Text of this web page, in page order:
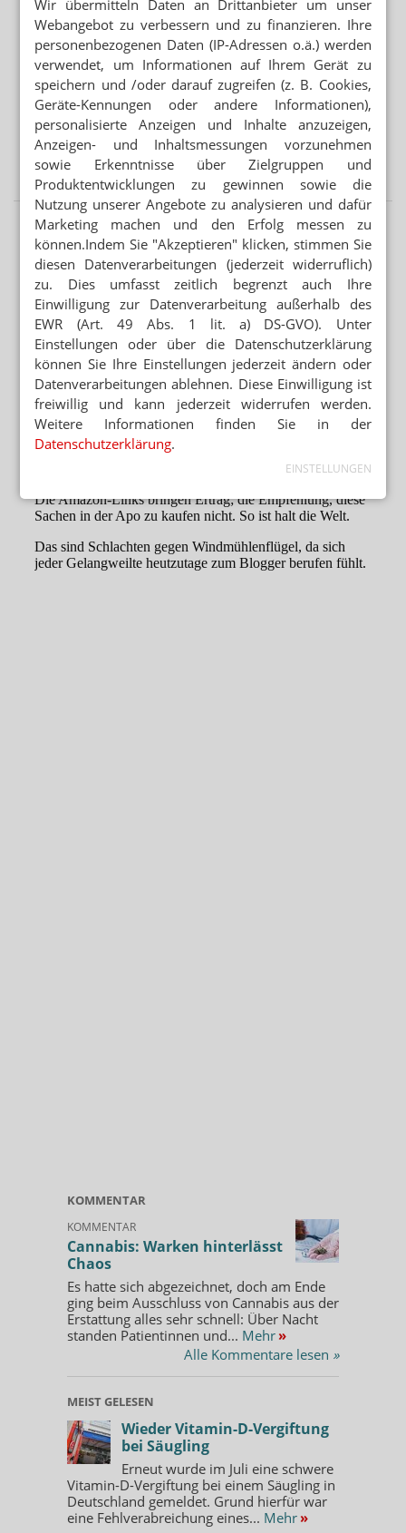
Wir übermitteln Daten an Drittanbieter um unser
Webangebot zu verbessern und zu finanzieren. Ihre
personenbezogenen Daten (IP-Adressen o.ä.) werden
verwendet, um Informationen auf Ihrem Gerät zu
speichern und /oder darauf zugreifen (z. B. Cookies,
Geräte-Kennungen oder andere Informationen),
personalisierte Anzeigen und Inhalte anzuzeigen,
Anzeigen- und Inhaltsmessungen vorzunehmen
sowie Erkenntnisse über Zielgruppen und
Produktentwicklungen zu gewinnen sowie die
Nutzung unserer Angebote zu analysieren und dafür
Marketing machen und den Erfolg messen zu
können.Indem Sie "Akzeptieren" klicken, stimmen Sie
diesen Datenverarbeitungen (jederzeit widerruflich)
zu. Dies umfasst zeitlich begrenzt auch Ihre
Einwilligung zur Datenverarbeitung außerhalb des
EWR (Art. 49 Abs. 1 lit. a) DS-GVO). Unter
Einstellungen oder über die Datenschutzerklärung
können Sie Ihre Einstellungen jederzeit ändern oder
Datenverarbeitungen ablehnen. Diese Einwilligung ist
freiwillig und kann jederzeit widerrufen werden.
Weitere Informationen finden Sie in der
Datenschutzerklärung.
EINSTELLUNGEN
DEAL LÄSST AUF SICH WARTEN
Platform Group: Polstermöbel vor AEP
PARTNER VON RX-PLATTFORMEN
Abnehmspritzen: Reimporteur spielt Versandapotheke
RX-MEDIKAMENTE OHNE REZEPT
Warteliste: Abnehmpille als Monatsabo
KOMMENTAR
KOMMENTAR
Cannabis: Warken hinterlässt
Chaos
Es hatte sich abgezeichnet, doch am Ende
ging beim Ausschluss von Cannabis aus der
Erstattung alles sehr schnell: Über Nacht
standen Patientinnen und... Mehr »
Alle Kommentare lesen »
MEIST GELESEN
Wieder Vitamin-D-Vergiftung
bei Säugling
Erneut wurde im Juli eine schwere
Vitamin-D-Vergiftung bei einem Säugling in
Deutschland gemeldet. Grund hierfür war
eine Fehlverabreichung eines... Mehr »